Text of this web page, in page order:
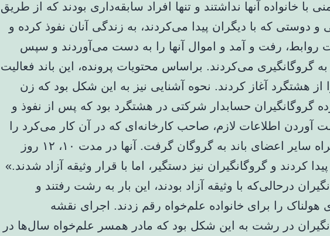
با خانواده آنها نداشتند و تنها افراد سابقه‌داری بودند که از طریق
و دوستی که با دیگران پیدا می‌کردند، به زندگی آنان نفوذ کرده و
روابط، رفت و آمد و اموال آنها را به دست می‌آوردند و سپس
به گروگانگیری می‌کردند. براساس محتویات پرونده، این باند فعالیت
از هشتگرد آغاز کردند. نحوه آشنایی نیز به این شکل بود که زن
گروگانگیران حسابدار شرکتی در هشتگرد بود که پس از نفوذ و
آوردن اطلاعات لازم، صاحب کارخانه‌ای که در آن کار می‌کرد را
به همراه سایر اعضای باند به گروگان گرفت. آنها در مدت ۱۰، ۱۲ روز
کردند و گروگانگیران نیز دستگیر، اما با قرار وثیقه آزاد شدند.»
درحالی‌که با وثیقه آزاد بودند، این بار به رشت رفتند و
هولناک را برای خانواده علم‌خواه رقم زدند. اجرای نقشه
در رشت به این شکل بود که مادر همسر علم‌خواه سال‌ها در